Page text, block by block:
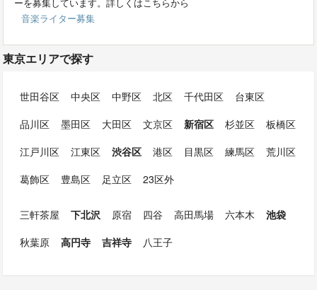
音楽ライター募集
東京エリアで探す
世田谷区 中央区 中野区 北区 千代田区
台東区
品川区
墨田区 大田区 文京区 新宿区 杉並区
板橋区
江戸川区
江東区 渋谷区 港区 目黒区 練馬区
荒川区
葛飾区
豊島区 足立区 23区外
三軒茶屋 下北沢 原宿 四谷 高田馬場 六本木
池袋
秋葉原
高円寺 吉祥寺 八王子